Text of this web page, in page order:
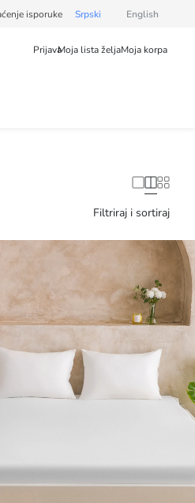
isporuke Srpski English
PrijavaMoja lista željaMoja korpa
Filtriraj i sortiraj